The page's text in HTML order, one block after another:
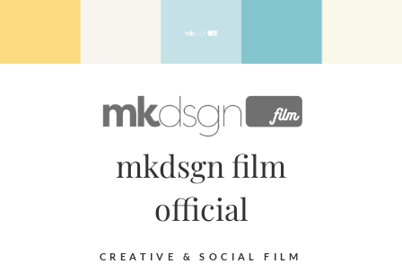
mkdsgn film
official
CREATIVE & SOCIAL FILM